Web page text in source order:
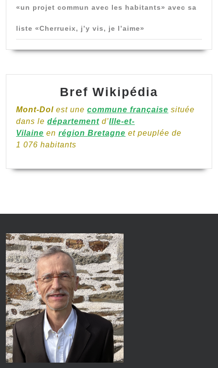
«un projet commun avec les habitants» avec sa
liste «Cherrueix, j’y vis, je l’aime»
Bref Wikipédia
Mont-Dol est une commune française située
dans le département d’Ille-et-
Vilaine en région Bretagne et peuplée de
1 076 habitants